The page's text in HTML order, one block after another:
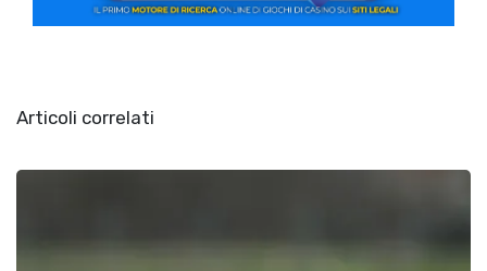
Articoli correlati